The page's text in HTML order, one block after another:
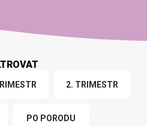
2. TRIMESTR
PO PORODU